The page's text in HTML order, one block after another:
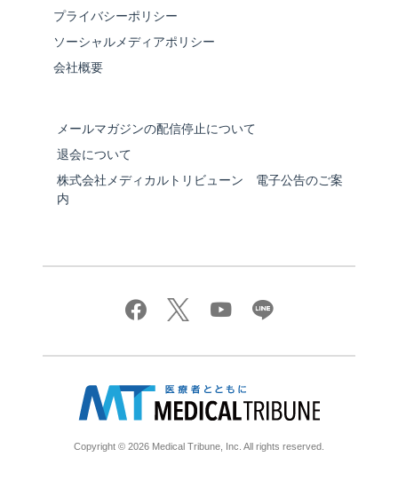
プライバシーポリシー
ソーシャルメディアポリシー
会社概要
メールマガジンの配信停止について
退会について
株式会社メディカルトリビューン 電子公告のご案
内
Copyright © 2026 Medical Tribune, Inc. All rights reserved.